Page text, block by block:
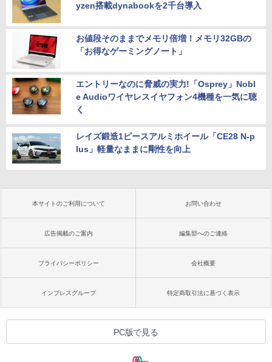
yzen搭載dynabookを2千台導入
お値段そのままでメモリ倍増！メモリ32GBの
「お得なゲーミングノート」
エントリーなのに脅威の実力!「Osprey」Nobl
e Audioワイヤレスイヤフォン4機種を一気に聴
く
レイズ鍛造1ピースアルミホイール「CE28 N-p
lus」軽量なままに剛性を向上
本サイトのご利用について お問い合わせ
広告掲載のご案内 編集部へのご連絡
プライバシーポリシー 会社概要
インプレスグループ 特定商取引法に基づく表示
PC版で見る